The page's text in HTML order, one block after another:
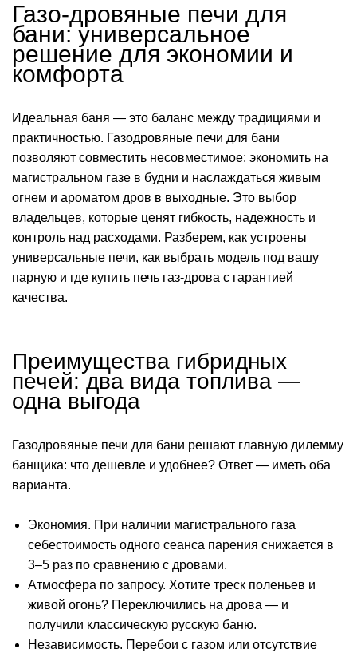
Газо-дровяные печи для
бани: универсальное
решение для экономии и
комфорта
Идеальная баня — это баланс между традициями и
практичностью. Газодровяные печи для бани
позволяют совместить несовместимое: экономить на
магистральном газе в будни и наслаждаться живым
огнем и ароматом дров в выходные. Это выбор
владельцев, которые ценят гибкость, надежность и
контроль над расходами. Разберем, как устроены
универсальные печи, как выбрать модель под вашу
парную и где купить печь газ-дрова с гарантией
качества.
Преимущества гибридных
печей: два вида топлива —
одна выгода
Газодровяные печи для бани решают главную дилемму
банщика: что дешевле и удобнее? Ответ — иметь оба
варианта.
Экономия. При наличии магистрального газа
себестоимость одного сеанса парения снижается в
3–5 раз по сравнению с дровами.
Атмосфера по запросу. Хотите треск поленьев и
живой огонь? Переключились на дрова — и
получили классическую русскую баню.
Независимость. Перебои с газом или отсутствие